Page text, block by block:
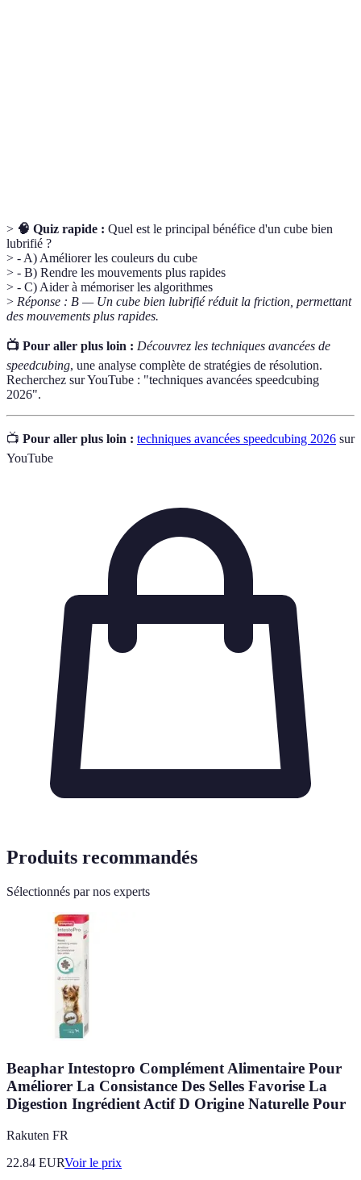
> 🧠 Quiz rapide : Quel est le principal bénéfice d'un cube bien
lubrifié ?
> - A) Améliorer les couleurs du cube
> - B) Rendre les mouvements plus rapides
> - C) Aider à mémoriser les algorithmes
> Réponse : B — Un cube bien lubrifié réduit la friction, permettant
des mouvements plus rapides.
📺 Pour aller plus loin : Découvrez les techniques avancées de
speedcubing, une analyse complète de stratégies de résolution.
Recherchez sur YouTube : "techniques avancées speedcubing
2026".
📺 Pour aller plus loin : techniques avancées speedcubing 2026 sur
YouTube
Produits recommandés
Sélectionnés par nos experts
Beaphar Intestopro Complément Alimentaire Pour
Améliorer La Consistance Des Selles Favorise La
Digestion Ingrédient Actif D Origine Naturelle Pour
Rakuten FR
22.84 EURVoir le prix